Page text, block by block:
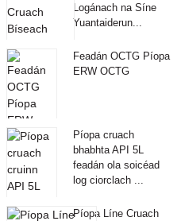
Logánach na Síne
Yuantaiderun...
Feadán OCTG Píopa
ERW OCTG
Píopa cruach
bhabhta API 5L
feadán ola soicéad
log ciorclach ...
Píopa Líne Cruach